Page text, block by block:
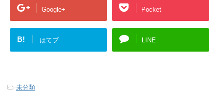
Google+ Pocket
B! はてブ LINE
-未分類